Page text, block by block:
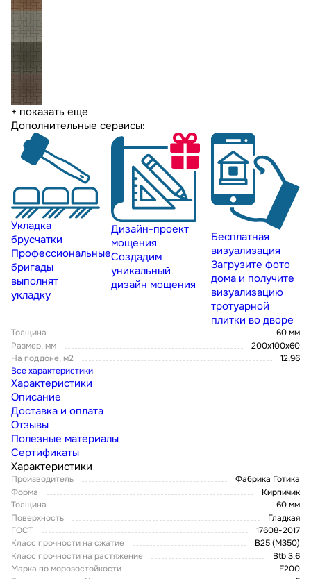
+ показать еще
Дополнительные сервисы:
Укладка
брусчатки
Профессиональные
бригады
выполнят
укладку
Дизайн-проект
мощения
Создадим
уникальный
дизайн мощения
Бесплатная
визуализация
Загрузите фото
дома и получите
визуализацию
тротуарной
плитки во дворе
Толщина
60 мм
Размер, мм
200х100х60
На поддоне, м2
12,96
Все характеристики
Характеристики
Описание
Доставка и оплата
Отзывы
Полезные материалы
Сертификаты
Характеристики
Производитель
Фабрика Готика
Форма
Кирпичик
Толщина
60 мм
Поверхность
Гладкая
ГОСТ
17608-2017
Класс прочности на сжатие
В25 (М350)
Класс прочности на растяжение
Btb 3.6
Марка по морозостойкости
F200